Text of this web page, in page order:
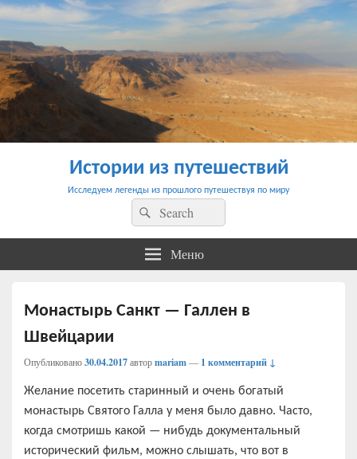
Истории из путешествий
Исследуем легенды из прошлого путешествуя по миру
Найти:Поиск
Меню
Монастырь Санкт — Галлен в
Швейцарии
Опубликовано30.04.2017авторmariam— 1 комментарий ↓
Желание посетить старинный и очень богатый
монастырь Святого Галла у меня было давно. Часто,
когда смотришь какой — нибудь документальный
исторический фильм, можно слышать, что вот в